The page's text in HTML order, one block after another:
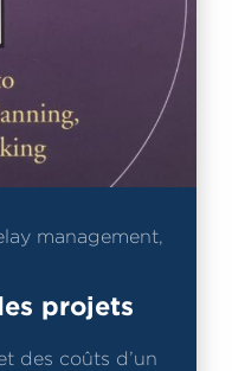
management,
projets
des coûts d’un